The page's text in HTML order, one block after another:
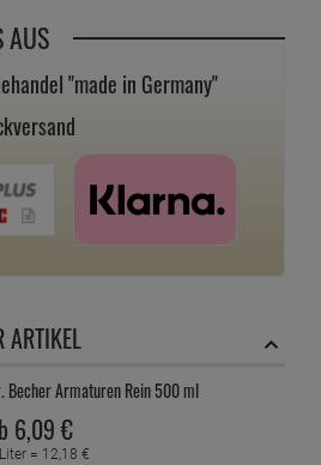
AUS
"made in Germany"
ARTIKEL
Becher Armaturen Rein 500 ml
6,09 €
= 12,18 €